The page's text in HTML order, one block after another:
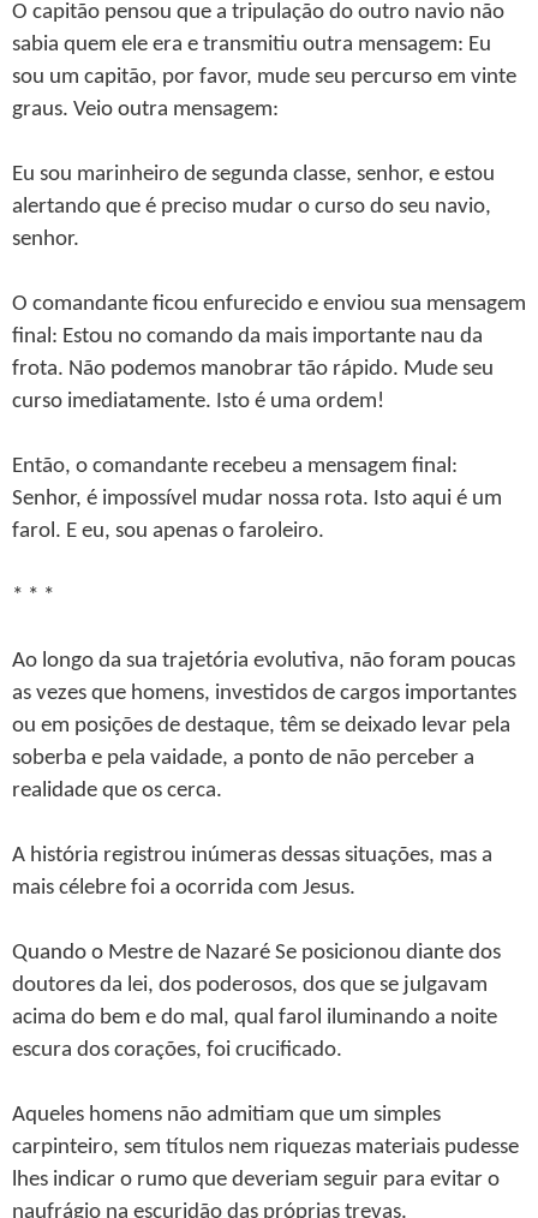
O capitão pensou que a tripulação do outro navio não
sabia quem ele era e transmitiu outra mensagem: Eu
sou um capitão, por favor, mude seu percurso em vinte
graus. Veio outra mensagem:
Eu sou marinheiro de segunda classe, senhor, e estou
alertando que é preciso mudar o curso do seu navio,
senhor.
O comandante ficou enfurecido e enviou sua mensagem
final: Estou no comando da mais importante nau da
frota. Não podemos manobrar tão rápido. Mude seu
curso imediatamente. Isto é uma ordem!
Então, o comandante recebeu a mensagem final:
Senhor, é impossível mudar nossa rota. Isto aqui é um
farol. E eu, sou apenas o faroleiro.
* * *
Ao longo da sua trajetória evolutiva, não foram poucas
as vezes que homens, investidos de cargos importantes
ou em posições de destaque, têm se deixado levar pela
soberba e pela vaidade, a ponto de não perceber a
realidade que os cerca.
A história registrou inúmeras dessas situações, mas a
mais célebre foi a ocorrida com Jesus.
Quando o Mestre de Nazaré Se posicionou diante dos
doutores da lei, dos poderosos, dos que se julgavam
acima do bem e do mal, qual farol iluminando a noite
escura dos corações, foi crucificado.
Aqueles homens não admitiam que um simples
carpinteiro, sem títulos nem riquezas materiais pudesse
lhes indicar o rumo que deveriam seguir para evitar o
naufrágio na escuridão das próprias trevas.